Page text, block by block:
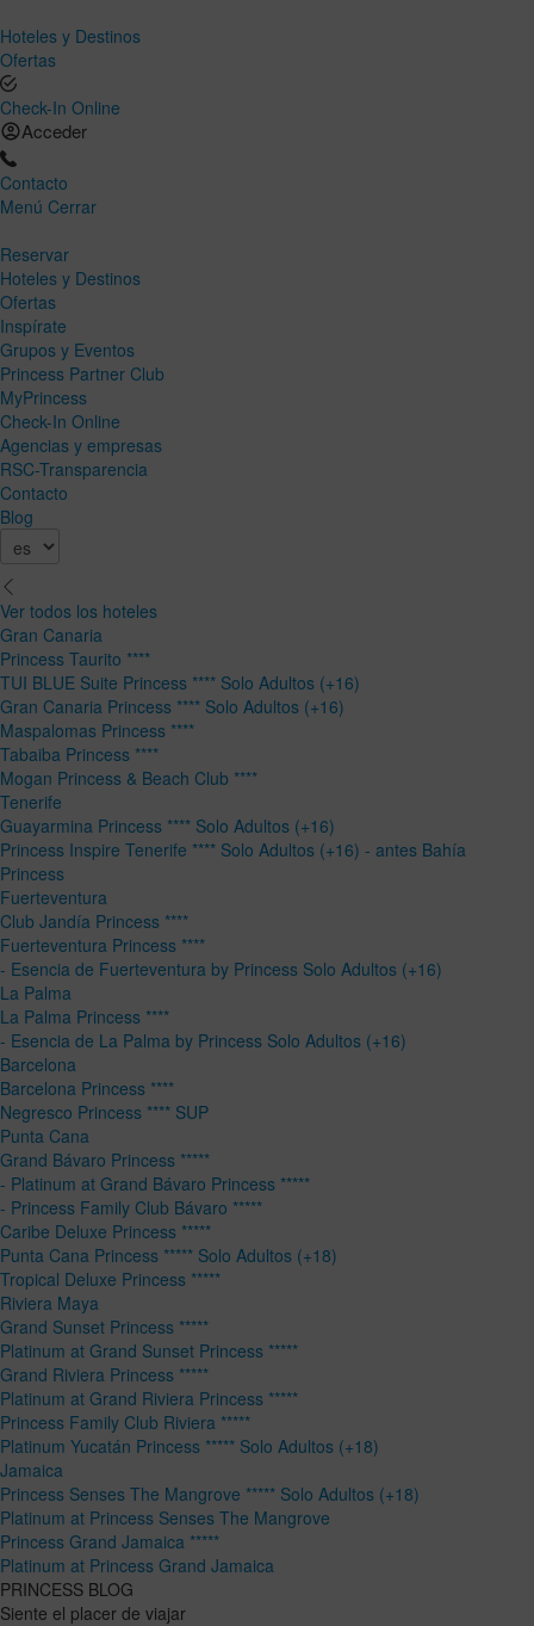
Hoteles y Destinos
Ofertas
Check-In Online
Acceder
Contacto
Menú Cerrar
Reservar
Hoteles y Destinos
Ofertas
Inspírate
Grupos y Eventos
Princess Partner Club
MyPrincess
Check-In Online
Agencias y empresas
RSC-Transparencia
Contacto
Blog
Ver todos los hoteles
Gran Canaria
Princess Taurito ****
TUI BLUE Suite Princess **** Solo Adultos (+16)
Gran Canaria Princess **** Solo Adultos (+16)
Maspalomas Princess ****
Tabaiba Princess ****
Mogan Princess & Beach Club ****
Tenerife
Guayarmina Princess **** Solo Adultos (+16)
Princess Inspire Tenerife **** Solo Adultos (+16) - antes Bahía
Princess
Fuerteventura
Club Jandía Princess ****
Fuerteventura Princess ****
- Esencia de Fuerteventura by Princess Solo Adultos (+16)
La Palma
La Palma Princess ****
- Esencia de La Palma by Princess Solo Adultos (+16)
Barcelona
Barcelona Princess ****
Negresco Princess **** SUP
Punta Cana
Grand Bávaro Princess *****
- Platinum at Grand Bávaro Princess *****
- Princess Family Club Bávaro *****
Caribe Deluxe Princess *****
Punta Cana Princess ***** Solo Adultos (+18)
Tropical Deluxe Princess *****
Riviera Maya
Grand Sunset Princess *****
Platinum at Grand Sunset Princess *****
Grand Riviera Princess *****
Platinum at Grand Riviera Princess *****
Princess Family Club Riviera *****
Platinum Yucatán Princess ***** Solo Adultos (+18)
Jamaica
Princess Senses The Mangrove ***** Solo Adultos (+18)
Platinum at Princess Senses The Mangrove
Princess Grand Jamaica *****
Platinum at Princess Grand Jamaica
PRINCESS BLOG
Siente el placer de viajar